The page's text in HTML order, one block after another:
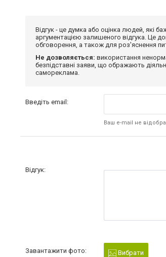
Відгук - це думка або оцінка людей, які
аргументацією залишеного відгука. Це
обговорення, а також для роз'яснення
Не дозволяється: використання
безпідставні заяви, що ображають
самореклама.
Введіть email:
Ваш e-mail не
Відгук:
Завантажити фото: Вибрати